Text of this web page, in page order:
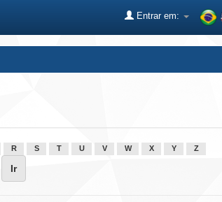
Entrar em:
R S T U V W X Y Z